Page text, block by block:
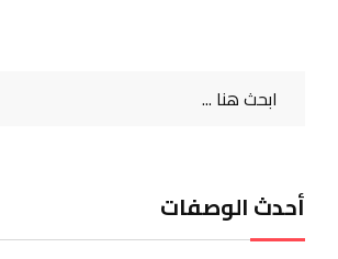
أحدث الوصفات